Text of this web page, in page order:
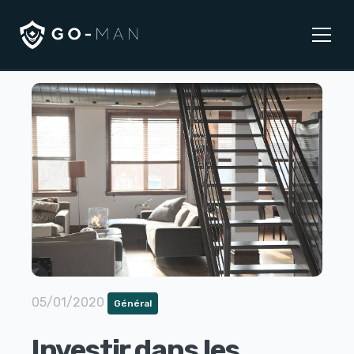
05/01/2020 Général